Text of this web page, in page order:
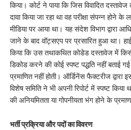
किया। कोर्ट ने पाया कि जिस विवादित
दावा किया जा रहा था वह परीक्षा संपन्न होने
मीडिया पर आया था। यह संदेश विभाग द्वारा
जाने के बाद वॉट्सएप पर प्रसारित हुआ था।
किया कि उस तथाकथित कोडेड दस्तावेज में
डिकोड करने की कोई स्पष्ट पद्धति नहीं बताई
प्रमाणित नहीं होती। ऑर्डिनेंस फैक्टरीज
विशेष समिति ने भी अपनी रिपोर्ट में स्पष्ट किया
की अनियमितता या गोपनीयता भंग होने के
​भर्ती प्रक्रिया और पदों का विवरण